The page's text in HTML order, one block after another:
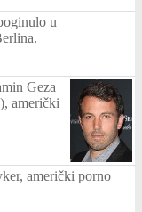
u
Geza
američki
američki porno